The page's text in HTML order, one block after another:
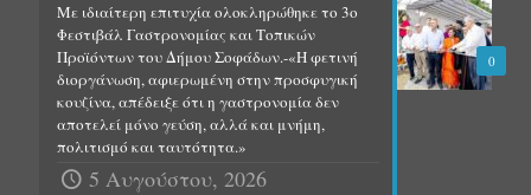
0
Με ιδιαίτερη επιτυχία ολοκληρώθηκε το 3ο
Φεστιβάλ Γαστρονομίας και Τοπικών
Προϊόντων του Δήμου Σοφάδων.-«Η φετινή
διοργάνωση, αφιερωμένη στην προσφυγική
κουζίνα, απέδειξε ότι η γαστρονομία δεν
αποτελεί μόνο γεύση, αλλά και μνήμη,
πολιτισμό και ταυτότητα.»
5 Αυγούστου, 2026